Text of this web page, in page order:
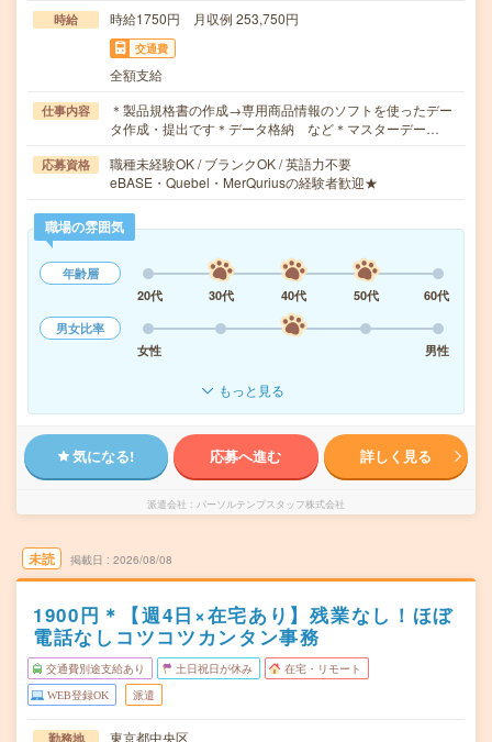
時給 時給1750円 月収例 253,750円
交通費
全額支給
仕事内容
＊製品規格書の作成→専用商品情報のソフトを使ったデー
タ作成・提出です＊データ格納 など＊マスターデー…
応募資格
職種未経験OK / ブランクOK / 英語力不要
eBASE・Quebel・MerQuriusの経験者歓迎★
職場の雰囲気
年齢層
20代
30代 40代 50代
60代
男女比率
女性
男性
もっと見る
気になる! 応募へ進む 詳しく見る
派遣会社 パーソルテンプスタッフ株式会社
未読 掲載日 2026/08/08
1900円＊【週4日×在宅あり】残業なし！ほぼ
電話なしコツコツカンタン事務
交通費別途支給あり 土日祝日が休み 在宅・リモート
WEB登録OK 派遣
勤務地 東京都中央区